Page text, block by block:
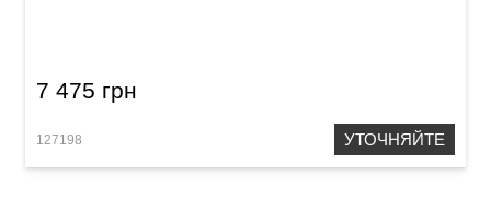
7 475 грн
127198 УТОЧНЯЙТЕ